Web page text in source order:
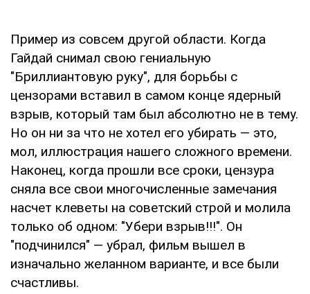
Пример из совсем другой области. Когда
Гайдай снимал свою гениальную
"Бриллиантовую руку", для борьбы с
цензорами вставил в самом конце ядерный
взрыв, который там был абсолютно не в тему.
Но он ни за что не хотел его убирать — это,
мол, иллюстрация нашего сложного времени.
Наконец, когда прошли все сроки, цензура
сняла все свои многочисленные замечания
насчет клеветы на советский строй и молила
только об одном: "Убери взрыв!!!". Он
"подчинился" — убрал, фильм вышел в
изначально желанном варианте, и все были
счастливы.